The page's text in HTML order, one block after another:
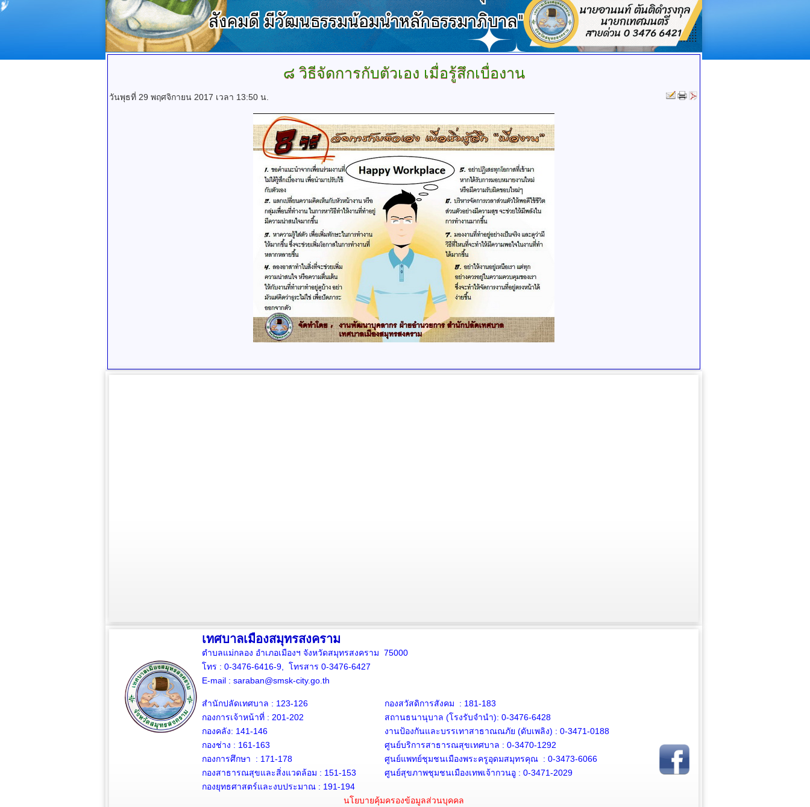
๘ วิธีจัดการกับตัวเอง เมื่อรู้สึกเบื่องาน
วันพุธที่ 29 พฤศจิกายน 2017 เวลา 13:50 น.
เทศบาลเมืองสมุทรสงคราม
ตำบลแม่กลอง อำเภอเมืองฯ จังหวัดสมุทรสงคราม 75000
โทร : 0-3476-6416-9, โทรสาร 0-3476-6427
E-mail : saraban@smsk-city.go.th
สำนักปลัดเทศบาล : 123-126
กองการเจ้าหน้าที่ : 201-202
กองคลัง: 141-146
กองช่าง : 161-163
กองการศึกษา : 171-178
กองสาธารณสุขและสิ่งแวดล้อม : 151-153
กองยุทธศาสตร์และงบประมาณ : 191-194
กองสวัสดิการสังคม : 181-183
สถานธนานุบาล (โรงรับจำนำ): 0-3476-6428
งานป้องกันและบรรเทาสาธาณณภัย (ดับเพลิง) : 0-3471-0188
ศูนย์บริการสาธารณสุขเทศบาล : 0-3470-1292
ศูนย์แพทย์ชุมชนเมืองพระครูอุดมสมุทรคุณ : 0-3473-6066
ศูนย์สุขภาพชุมชนเมืองเทพเจ้ากวนอู : 0-3471-2029
นโยบายคุ้มครองข้อมูลส่วนบุคคล